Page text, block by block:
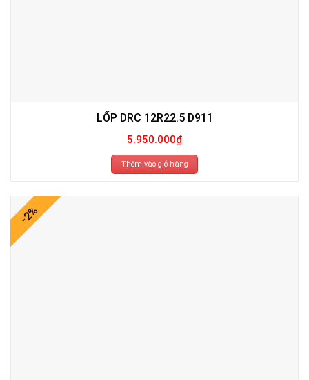
LỐP DRC 12R22.5 D911
5.950.000₫
Thêm vào giỏ hàng
-2%